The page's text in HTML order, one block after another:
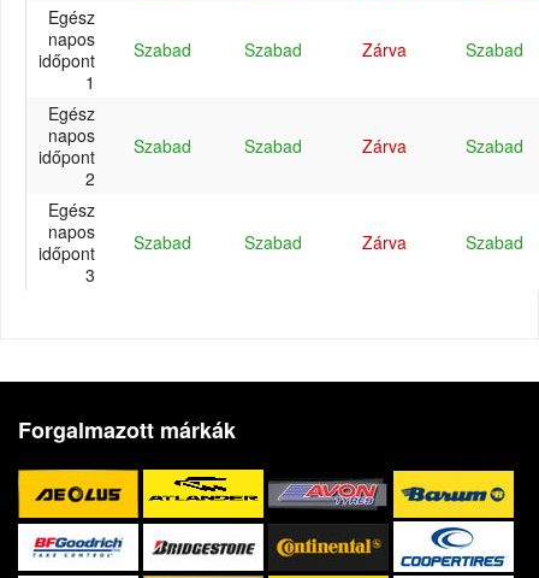
Egész
napos
időpont
1
Szabad Szabad Zárva Szabad
Egész
napos
időpont
2
Szabad Szabad Zárva Szabad
Egész
napos
időpont
3
Szabad Szabad Zárva Szabad
Forgalmazott márkák